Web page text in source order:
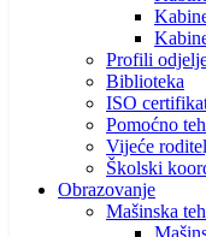
Profili
Biblioteka
ISO
Pomoćno
Vijeće
Školski
Obrazovanje
Mašinska